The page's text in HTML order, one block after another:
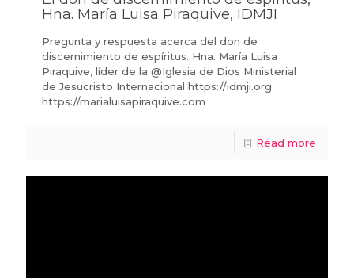
Hna. María Luisa Piraquive, IDMJI
Pregunta y respuesta acerca del don de
discernimiento de espíritus. Hna. María Luisa
Piraquive, líder de la @Iglesia de Dios Ministerial
de Jesucristo Internacional https://idmji.org
https://marialuisapiraquive.com
Read more